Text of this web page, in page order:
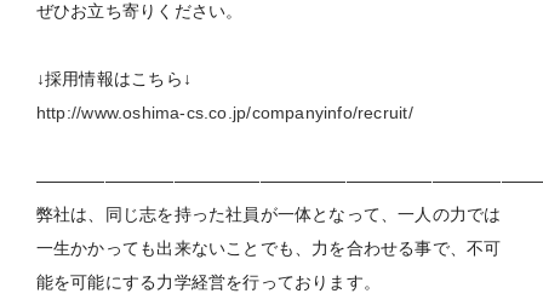
ぜひお立ち寄りください。
↓採用情報はこちら↓
http://www.oshima-cs.co.jp/companyinfo/recruit/
弊社は、同じ志を持った社員が一体となって、一人の力では
一生かかっても出来ないことでも、力を合わせる事で、不可
能を可能にする力学経営を行っております。